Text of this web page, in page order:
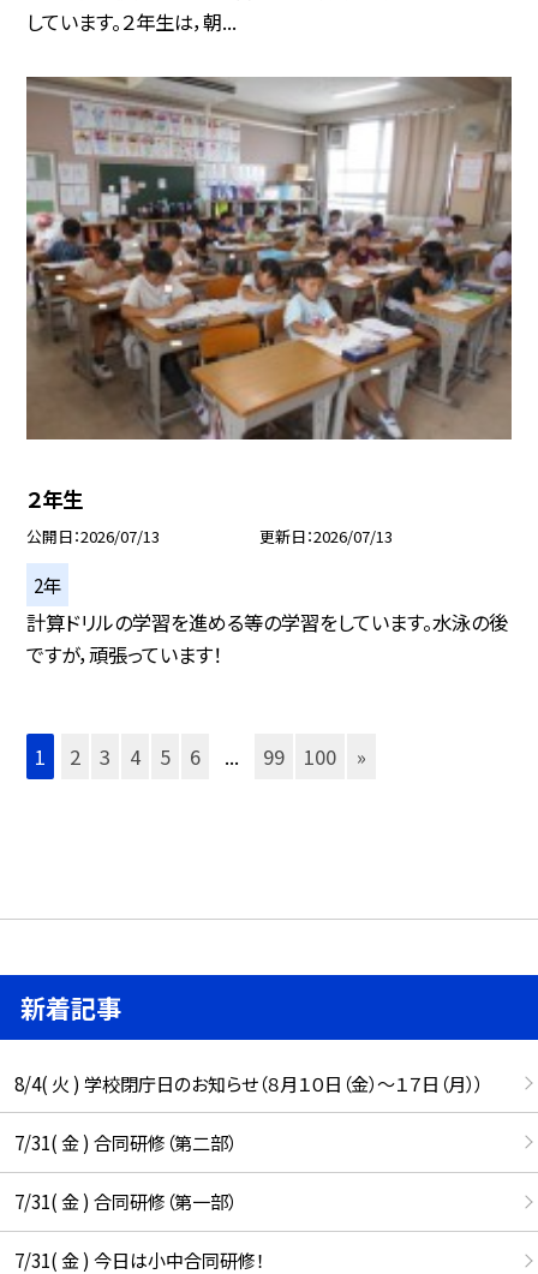
しています。２年生は，朝...
２年生
公開日 2026/07/13 更新日 2026/07/13
2年
計算ドリルの学習を進める等の学習をしています。水泳の後
ですが，頑張っています！
1 2 3 4 5 6 ... 99 100 »
新着記事
8/4( 火 ) 学校閉庁日のお知らせ（８月１０日（金）～１７日（月））
7/31( 金 ) 合同研修（第二部）
7/31( 金 ) 合同研修（第一部）
7/31( 金 ) 今日は小中合同研修！